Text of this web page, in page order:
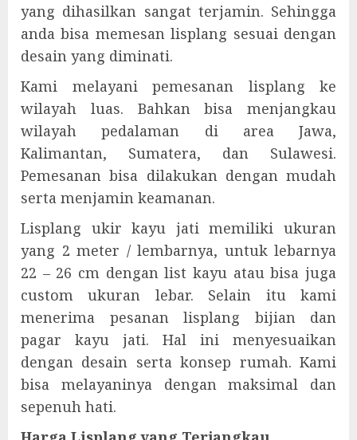
yang dihasilkan sangat terjamin. Sehingga
anda bisa memesan lisplang sesuai dengan
desain yang diminati.
Kami melayani pemesanan lisplang ke
wilayah luas. Bahkan bisa menjangkau
wilayah pedalaman di area Jawa,
Kalimantan, Sumatera, dan Sulawesi.
Pemesanan bisa dilakukan dengan mudah
serta menjamin keamanan.
Lisplang ukir kayu jati memiliki ukuran
yang 2 meter / lembarnya, untuk lebarnya
22 – 26 cm dengan list kayu atau bisa juga
custom ukuran lebar. Selain itu kami
menerima pesanan lisplang bijian dan
pagar kayu jati. Hal ini menyesuaikan
dengan desain serta konsep rumah. Kami
bisa melayaninya dengan maksimal dan
sepenuh hati.